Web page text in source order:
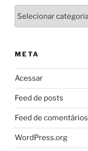
META
Acessar
Feed de posts
Feed de comentários
WordPress.org